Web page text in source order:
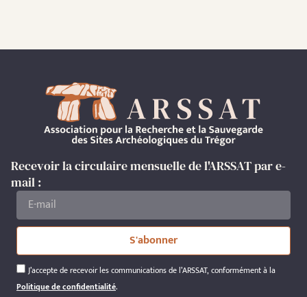
Recevoir la circulaire mensuelle de l'ARSSAT par e-
mail :
J’accepte de recevoir les communications de l’ARSSAT, conformément à la
Politique de confidentialité.
S'abonner